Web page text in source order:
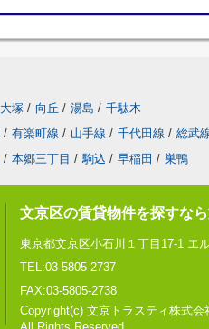
大塚 / 向丘 / 湯島 / 千駄木
/ 有楽町線 / 山手線 / 千代田線 / 総武
/ 本郷三丁目 / 駒込 / 早稲田 / 巣鴨
文京区の賃貸物件を探すな
東京都文京区小石川１丁目17-1 エ
TEL:03-5805-2737
FAX:03-5805-2738
Copyright(c) 文京トラスティ株式会